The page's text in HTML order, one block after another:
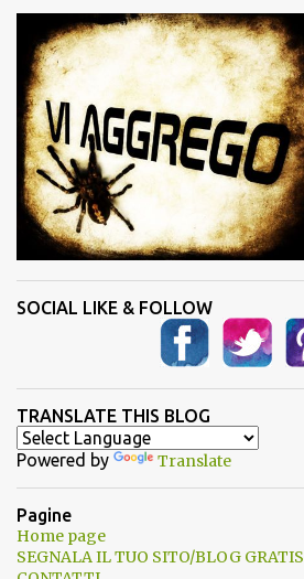
n
t
i
SOCIAL LIKE & FOLLOW
TRANSLATE THIS BLOG
Powered by Translate
Pagine
Home page
SEGNALA IL TUO SITO/BLOG GRATIS